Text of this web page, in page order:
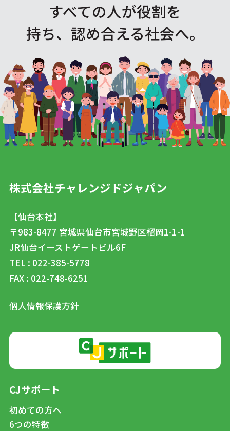
すべての人が役割を
持ち、認め合える社会へ。
株式会社チャレンジドジャパン
【仙台本社】
〒983-8477 宮城県仙台市宮城野区榴岡1-1-1
JR仙台イーストゲートビル6F
TEL : 022-385-5778
FAX : 022-748-6251
個人情報保護方針
CJサポート
初めての方へ
6つの特徴